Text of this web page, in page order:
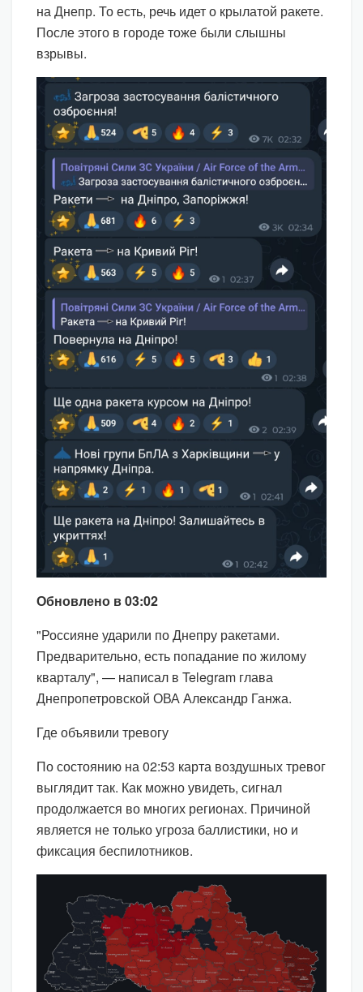
на Днепр. То есть, речь идет о крылатой ракете.
После этого в городе тоже были слышны
взрывы.
Обновлено в 03:02
"Россияне ударили по Днепру ракетами.
Предварительно, есть попадание по жилому
кварталу", — написал в Telegram глава
Днепропетровской ОВА Александр Ганжа.
Где объявили тревогу
По состоянию на 02:53 карта воздушных тревог
выглядит так. Как можно увидеть, сигнал
продолжается во многих регионах. Причиной
является не только угроза баллистики, но и
фиксация беспилотников.